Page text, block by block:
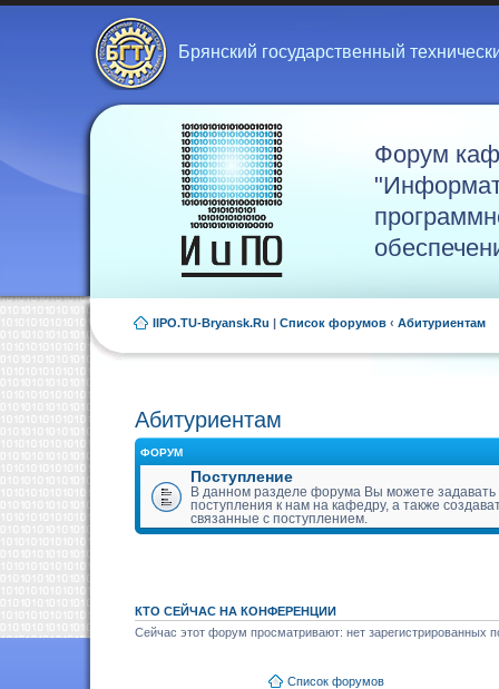
Брянский государственный
Форум
IIPO.TU-Bryansk.Ru | Список форумов ‹ Абитуриентам
Абитуриентам
ФОРУМ
Поступление
В данном разделе форума Вы можете
поступления к нам на кафедру, а также
связанные с поступлением.
КТО СЕЙЧАС НА КОНФЕРЕНЦИИ
Сейчас этот форум просматривают: нет зарегистрированных
Список форумов